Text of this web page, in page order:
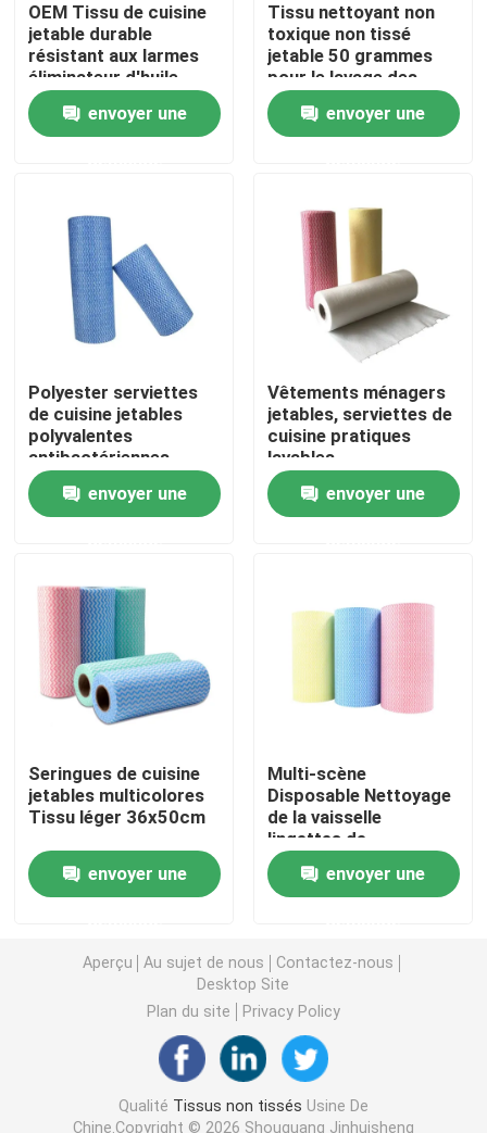
À la maison
Produits
Visite de l'usine
Contrôle de la qualité
Nouvelles
Demandez un devis
Rouleau jumbo non tissé
Nappe non-tissée
Tissu de nettoyage ménager
Chiffons de nettoyage de Spunlace
Chiffons de nettoyage jetables
Essuie-glaces pour les services alimentaires
Seringues de cuisine jetables
OEM Tissu de cuisine
jetable durable
résistant aux larmes
éliminateur d'huile
envoyer une
Tissu nettoyant non
toxique non tissé
jetable 50 grammes
pour le lavage des
vaisseaux
envoyer une
Polyester serviettes
de cuisine jetables
polyvalentes
antibactériennes
envoyer une
Vêtements ménagers
jetables, serviettes de
cuisine pratiques
lavables
envoyer une
Seringues de cuisine
jetables multicolores
Tissu léger 36x50cm
envoyer une
Multi-scène
Disposable Nettoyage
de la vaisselle
lingettes de
vêtements Léger
Durableenvoyer une
Aperçu Au sujet de nous
Contactez-nous
Desktop Site
Plan du site
Privacy Policy
Qualité Tissus non tissés Usine De
Chine.Copyright © 2026 Shouguang Jinhuisheng